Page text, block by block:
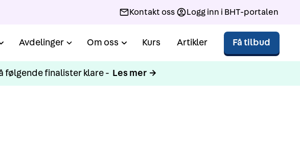
Kontakt oss Logg inn i BHT-portalen
Avdelinger Om oss Kurs Artikler Få tilbud
følgende finalister klare - Les mer →